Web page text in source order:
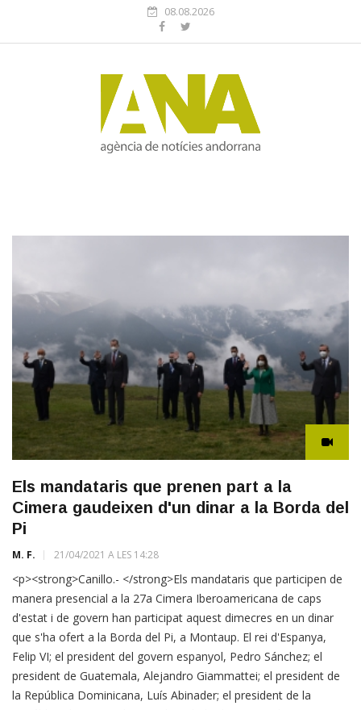
08.08.2026
Els mandataris que prenen part a la
Cimera gaudeixen d'un dinar a la Borda del
Pi
M. F. 21/04/2021 A LES 14:28
<p><strong>Canillo.- </strong>Els mandataris que participen de
manera presencial a la 27a Cimera Iberoamericana de caps
d'estat i de govern han participat aquest dimecres en un dinar
que s'ha ofert a la Borda del Pi, a Montaup. El rei d'Espanya,
Felip VI; el president del govern espanyol, Pedro Sánchez; el
president de Guatemala, Alejandro Giammattei; el president de
la República Dominicana, Luís Abinader; el president de la